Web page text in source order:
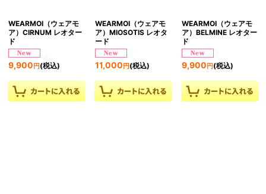
WEARMOI（ウェアモ
ア）CIRNUM レオター
ド
9,900 円 (税込)
WEARMOI（ウェアモ
ア）MIOSOTIS レオタ
ード
11,000 円(税込)
WEARMOI（ウェアモ
ア）BELMINE レオター
ド
9,900 円(税込)